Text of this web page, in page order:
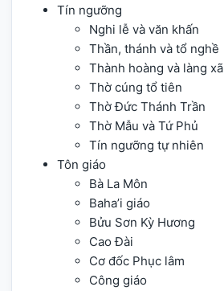
Tín ngưỡng
Nghi lễ và văn khấn
Thần, thánh và tổ nghề
Thành hoàng và làng xã
Thờ cúng tổ tiên
Thờ Đức Thánh Trần
Thờ Mẫu và Tứ Phủ
Tín ngưỡng tự nhiên
Tôn giáo
Bà La Môn
Baha’i giáo
Bửu Sơn Kỳ Hương
Cao Đài
Cơ đốc Phục lâm
Công giáo